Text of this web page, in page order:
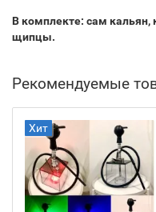
В комплекте: сам кальян,
щипцы.
Рекомендуемые
Хит